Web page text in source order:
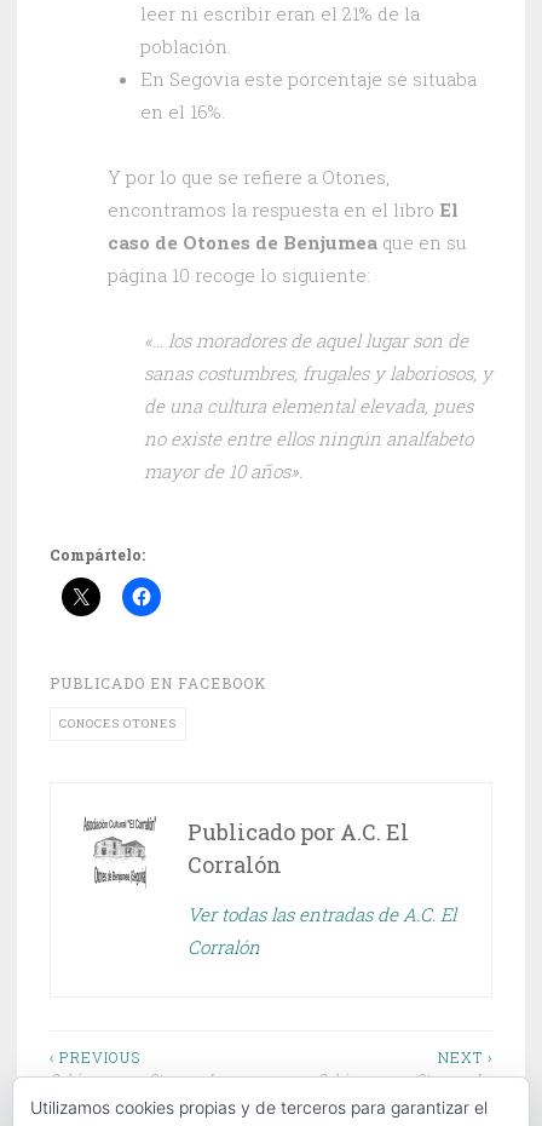
leer ni escribir eran el 21% de la
población.
En Segovia este porcentaje se situaba
en el 16%.
Y por lo que se refiere a Otones,
encontramos la respuesta en el libro El
caso de Otones de Benjumea que en su
página 10 recoge lo siguiente:
«… los moradores de aquel lugar son de
sanas costumbres, frugales y laboriosos, y
de una cultura elemental elevada, pues
no existe entre ellos ningún analfabeto
mayor de 10 años».
Compártelo:
PUBLICADO EN FACEBOOK
CONOCES OTONES
Publicado por A.C. El
Corralón
Ver todas las entradas de A.C. El
Corralón
Navegación
de
‹ PREVIOUS
Sabías que en Otones… Leer y
escribir en Otones
NEXT ›
Sabías que en Otones… La
Panera
Utilizamos cookies propias y de terceros para garantizar el